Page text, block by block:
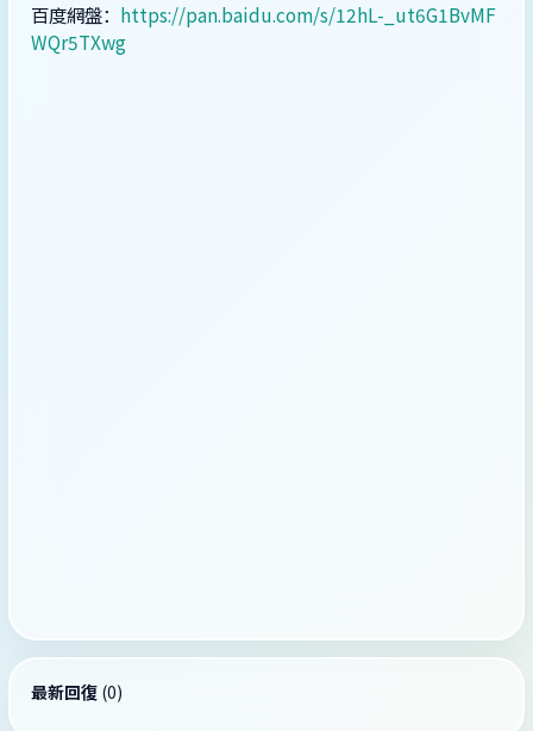
百度網盤： https://pan.baidu.com/s/12hL-_ut6G1BvMF
WQr5TXwg
最新回復 (0)